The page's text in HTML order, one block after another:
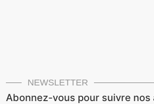
NEWSLETTER
Abonnez-vous pour suivre nos